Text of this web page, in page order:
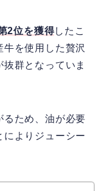
2位を獲得したこ
を使用した贅沢
群となっていま
るため、油が必要
よりジューシー